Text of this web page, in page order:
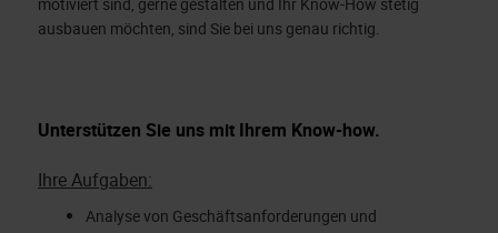
ausbauen möchten, sind Sie bei uns genau richtig.
Unterstützen Sie uns mit Ihrem Know-how.
Ihre Aufgaben:
Analyse von Geschäftsanforderungen und